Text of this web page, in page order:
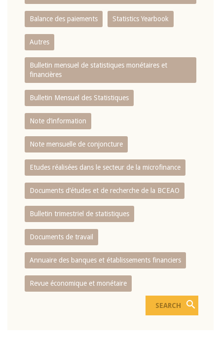
Balance des paiements Statistics Yearbook
Autres
Bulletin mensuel de statistiques monétaires et
financières
Bulletin Mensuel des Statistiques
Note d’information
Note mensuelle de conjoncture
Etudes réalisées dans le secteur de la microfinance
Documents d’études et de recherche de la BCEAO
Bulletin trimestriel de statistiques
Documents de travail
Annuaire des banques et établissements financiers
Revue économique et monétaire